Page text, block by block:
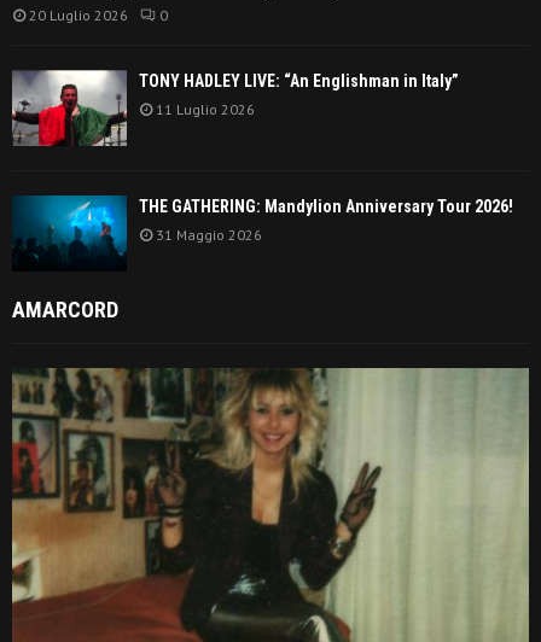
20 Luglio 2026 0
TONY HADLEY LIVE: “An Englishman in Italy”
11 Luglio 2026
THE GATHERING: Mandylion Anniversary Tour 2026!
31 Maggio 2026
AMARCORD